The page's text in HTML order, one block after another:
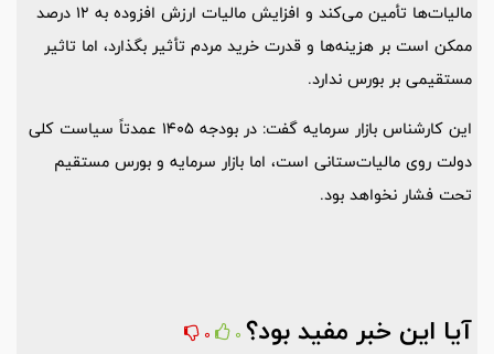
مالیات‌ها تأمین می‌کند و افزایش مالیات ارزش افزوده به 12 درصد
ممکن است بر هزینه‌ها و قدرت خرید مردم تأثیر بگذارد، اما تاثیر
مستقیمی بر بورس ندارد.
این کارشناس بازار سرمایه گفت: در بودجه 1405 عمدتاً سیاست کلی
دولت روی مالیات‌ستانی است، اما بازار سرمایه و بورس مستقیم
تحت فشار نخواهد بود.
آیا این خبر مفید بود؟ 0
0